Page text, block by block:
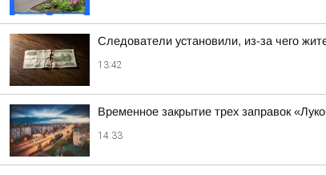
Следователи установили, из-за чего
13:42
Временное закрытие трех заправок
14:33